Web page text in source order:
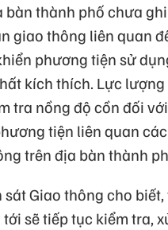
bàn thành phố chưa
giao thông liên quan
phương tiện sử
kích thích. Lực
tra nồng độ cồn đối
tiện liên quan
trên địa bàn thành
sát Giao thông cho
sẽ tiếp tục kiểm tra,